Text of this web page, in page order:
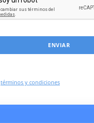
ENVIAR
términos y condiciones